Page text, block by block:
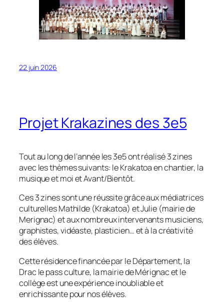
22 juin 2026
Projet Krakazines des 3e5
Tout au long de l’année les 3e5 ont réalisé 3 zines
avec les thèmes suivants: le Krakatoa en chantier, la
musique et moi et Avant/Bientôt.
Ces 3 zines sont une réussite grâce aux médiatrices
culturelles Mathilde (Krakatoa) et Julie (mairie de
Merignac) et aux nombreux intervenants musiciens,
graphistes, vidéaste, plasticien… et à la créativité
des élèves.
Cette résidence financée par le Département, la
Drac le pass culture, la mairie de Mérignac et le
collège est une expérience inoubliable et
enrichissante pour nos élèves.